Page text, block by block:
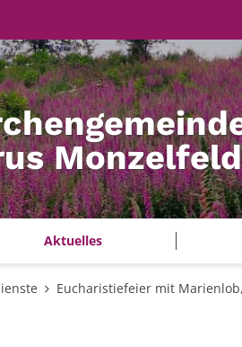
Monzelfeld
Aktuelles
Eucharistiefeier mit